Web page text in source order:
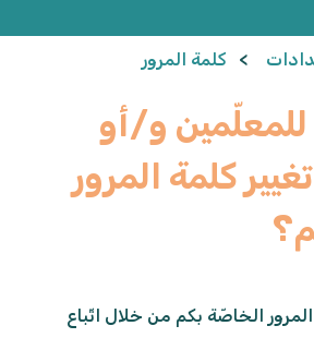
كلمة المرور
و/أو
كلمة المرور
الخاصّة بكم من خلال اتّباع